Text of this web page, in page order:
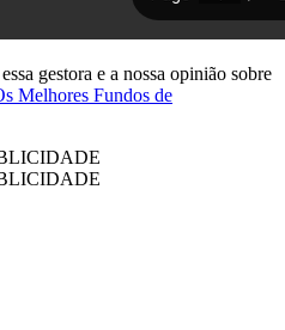
gestora e a nossa opinião sobre
Melhores Fundos de